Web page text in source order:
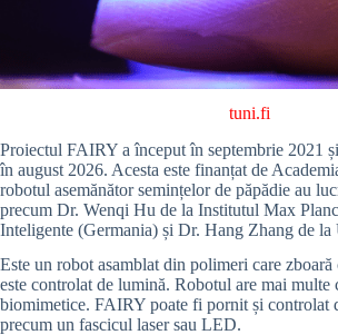
tuni.fi
Proiectul FAIRY a început în septembrie 2021
în august 2026. Acesta este finanțat de
robotul asemănător semințelor de păpădie au
precum Dr. Wenqi Hu de la Institutul Max
Inteligente (Germania) și Dr. Hang Zhang de la
Este un robot asamblat din polimeri care
este controlat de lumină. Robotul are mai multe
biomimetice. FAIRY poate fi pornit și controlat
precum un fascicul laser sau LED.